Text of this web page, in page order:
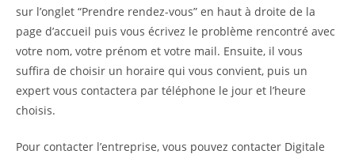
sur l’onglet “Prendre rendez-vous” en haut à droite de la
page d’accueil puis vous écrivez le problème rencontré avec
votre nom, votre prénom et votre mail. Ensuite, il vous
suffira de choisir un horaire qui vous convient, puis un
expert vous contactera par téléphone le jour et l’heure
choisis.
Pour contacter l’entreprise, vous pouvez contacter Digitale